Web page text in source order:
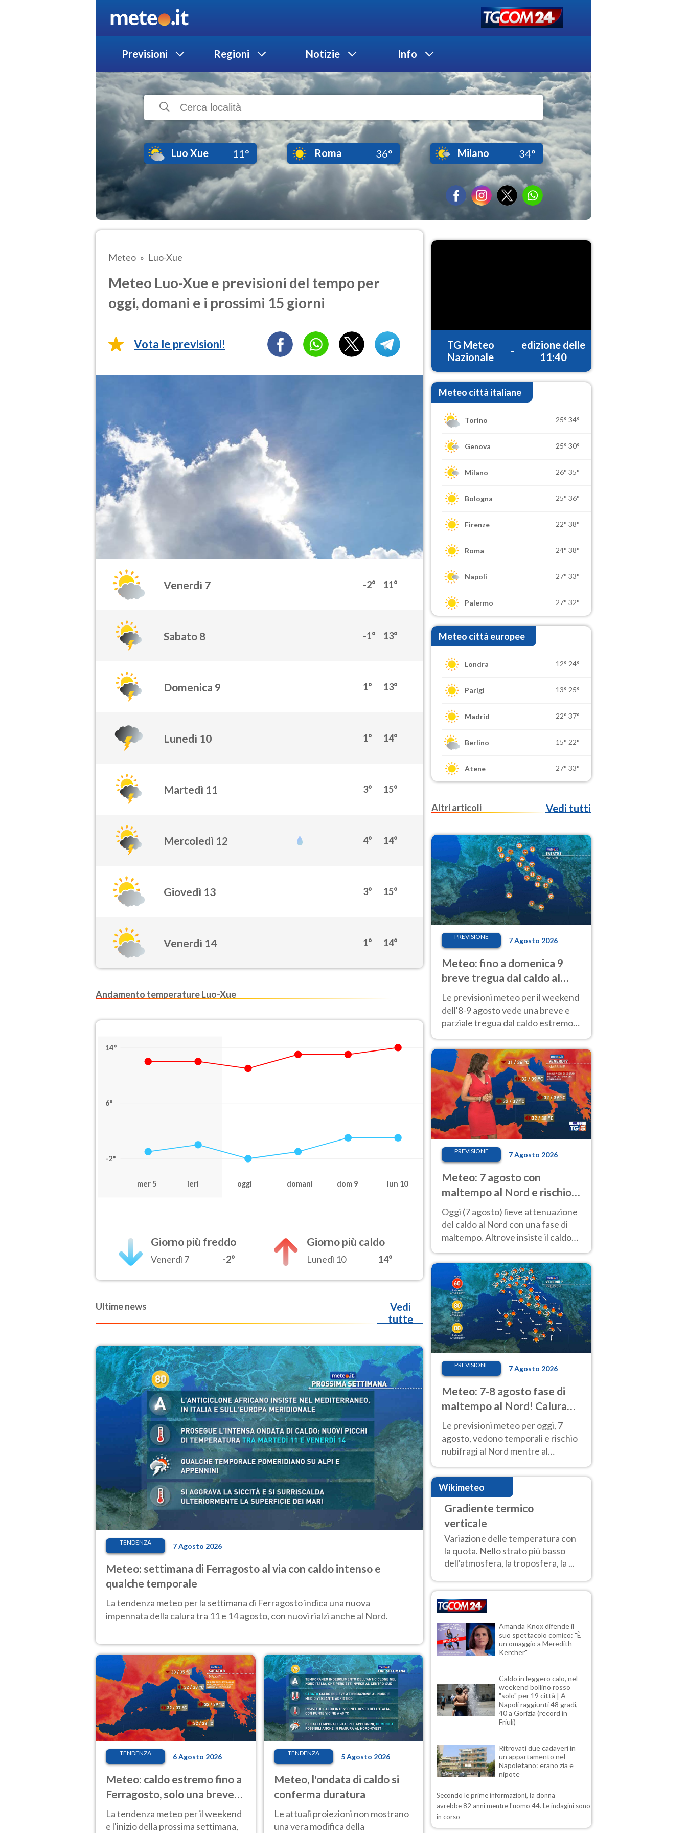
Previsioni Regioni Notizie Info
Luo Xue 11° Roma 36° Milano 34°
Meteo Luo-Xue
Meteo Luo-Xue e previsioni del tempo per
oggi, domani e i prossimi 15 giorni
Vota le previsioni!
Venerdì 7 -2° 11°
Sabato 8 -1° 13°
Domenica 9 1° 13°
Lunedì 10 1° 14°
Martedì 11 3° 15°
Mercoledì 12 4° 14°
Giovedì 13 3° 15°
Venerdì 14 1° 14°
Andamento temperature Luo-Xue
14°
6°
-2°
mer 5 ieri oggi domani dom 9 lun 10
Giorno più freddo
Venerdì 7 -2°
Giorno più caldo
Lunedì 10 14°
Ultime news
Vedi
tutte
TENDENZA 7 Agosto 2026
Meteo: settimana di Ferragosto al via con caldo intenso e
qualche temporale
La tendenza meteo per la settimana di Ferragosto indica una nuova
impennata della calura tra 11 e 14 agosto, con nuovi rialzi anche al Nord.
TENDENZA 6 Agosto 2026
Meteo: caldo estremo fino a
Ferragosto, solo una breve
pausa. Ecco dove
La tendenza meteo per il weekend
e l'inizio della prossima settimana,
TENDENZA 5 Agosto 2026
Meteo, l'ondata di caldo si
conferma duratura
Le attuali proiezioni non mostrano
una vera modifica della
TG Meteo
Nazionale
-
edizione delle
11:40
Meteo città italiane
Torino 25° 34°
Genova 25° 30°
Milano 26° 35°
Bologna 25° 36°
Firenze 22° 38°
Roma 24° 38°
Napoli 27° 33°
Palermo 27° 32°
Meteo città europee
Londra 12° 24°
Parigi 13° 25°
Madrid 22° 37°
Berlino 15° 22°
Atene 27° 33°
Altri articoli Vedi tutti
PREVISIONE 7 Agosto 2026
Meteo: fino a domenica 9
breve tregua dal caldo al
Nord! Altrove calura e afa
Le previsioni meteo per il weekend
dell'8-9 agosto vede una breve e
parziale tregua dal caldo estremo
40 gradi.
PREVISIONE 7 Agosto 2026
Meteo: 7 agosto con
maltempo al Nord e rischio
nubifragi. Altrove caldo
estremo
Oggi (7 agosto) lieve attenuazione
del caldo al Nord con una fase di
maltempo. Altrove insiste il caldo
previsioni
PREVISIONE 7 Agosto 2026
Meteo: 7-8 agosto fase di
maltempo al Nord! Calura
fino a Ferragosto
Le previsioni meteo per oggi, 7
agosto, vedono temporali e rischio
nubifragi al Nord mentre al
Centro-Sud sole e caldo sempre
molto intenso.
Wikimeteo
Gradiente termico
verticale
Variazione delle temperatura con
la quota. Nello strato più basso
dell'atmosfera, la troposfera, la ...
Amanda Knox difende il
suo spettacolo comico: "È
un omaggio a Meredith
Kercher"
Caldo in leggero calo, nel
weekend bollino rosso
"solo" per 19 città | A
Napoli raggiunti 48 gradi,
40 a Gorizia (record in
Friuli)
Ritrovati due cadaveri in
un appartamento nel
Napoletano: erano zia e
nipote
Secondo le prime informazioni, la donna
avrebbe 82 anni mentre l'uomo 44. Le indagini sono
in corso